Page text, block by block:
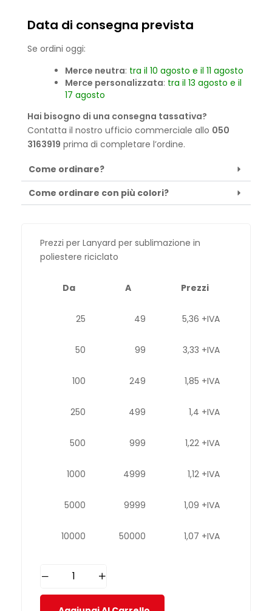
Data di consegna prevista
Se ordini oggi:
Merce neutra: tra il 10 agosto e il 11 agosto
Merce personalizzata: tra il 13 agosto e il
17 agosto
Hai bisogno di una consegna tassativa?
Contatta il nostro ufficio commerciale allo 050
3163919 prima di completare l’ordine.
Come ordinare?
Come ordinare con più colori?
Prezzi per Lanyard per sublimazione in
poliestere riciclato
Da A Prezzi
25 49 5,36 +IVA
50 99 3,33 +IVA
100 249 1,85 +IVA
250 499 1,4 +IVA
500 999 1,22 +IVA
1000 4999 1,12 +IVA
5000 9999 1,09 +IVA
10000 50000 1,07 +IVA